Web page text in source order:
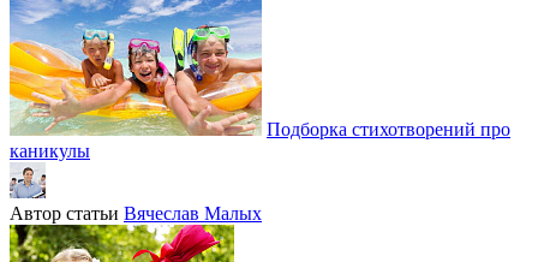
Подборка стихотворений про
каникулы
Автор статьи Вячеслав Малых